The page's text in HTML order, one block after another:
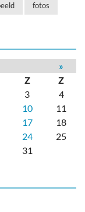
fotos
»
Z
Z
3
4
10
11
17
18
24
25
31